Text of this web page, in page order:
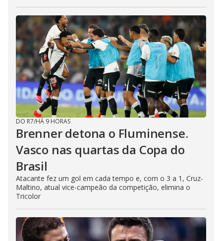
DO R7/HÁ 9 HORAS
Brenner detona o Fluminense.
Vasco nas quartas da Copa do
Brasil
Atacante fez um gol em cada tempo e, com o 3 a 1, Cruz-
Maltino, atual vice-campeão da competição, elimina o
Tricolor